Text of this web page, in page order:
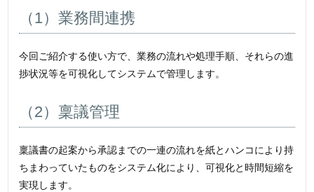
（1）業務間連携
今回ご紹介する使い方で、業務の流れや処理手順、それらの進
捗状況等を可視化してシステムで管理します。
（2）稟議管理
稟議書の起案から承認までの一連の流れを紙とハンコにより持
ちまわっていたものをシステム化により、可視化と時間短縮を
実現します。